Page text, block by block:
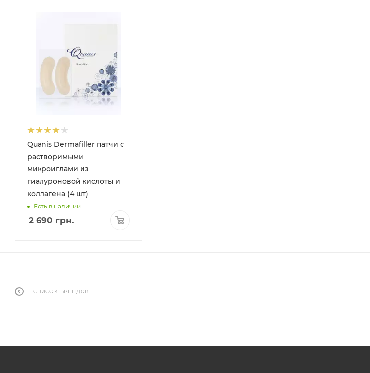
Quanis Dermafiller патчи с
растворимыми
микроиглами из
гиалуроновой кислоты и
коллагена (4 шт)
Есть в наличии
2 690 грн.
СПИСОК БРЕНДОВ